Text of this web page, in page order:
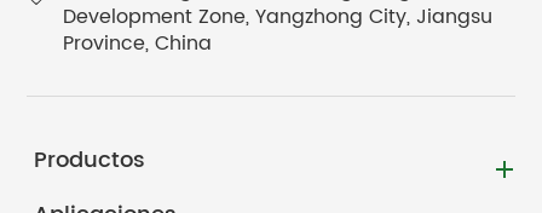
Development Zone, Yangzhong City, Jiangsu
Province, China
Productos